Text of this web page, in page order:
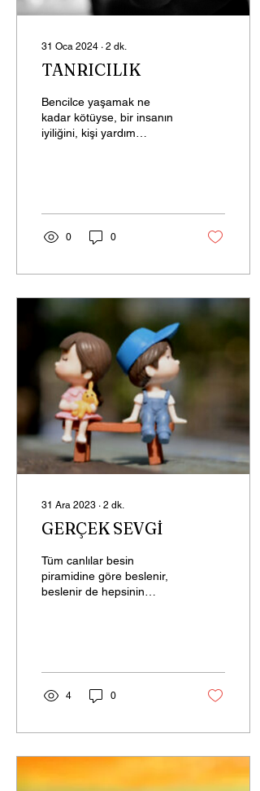
31 Oca 2024 ∙ 2 dk.
TANRICILIK
Bencilce yaşamak ne
kadar kötüyse, bir insanın
iyiliğini, kişi yardım
0 0
31 Ara 2023 ∙ 2 dk.
GERÇEK SEVGİ
Tüm canlılar besin
piramidine göre beslenir,
beslenir de hepsinin
4 0